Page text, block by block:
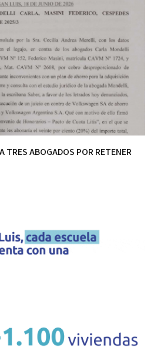
TRES ABOGADOS POR RETENER